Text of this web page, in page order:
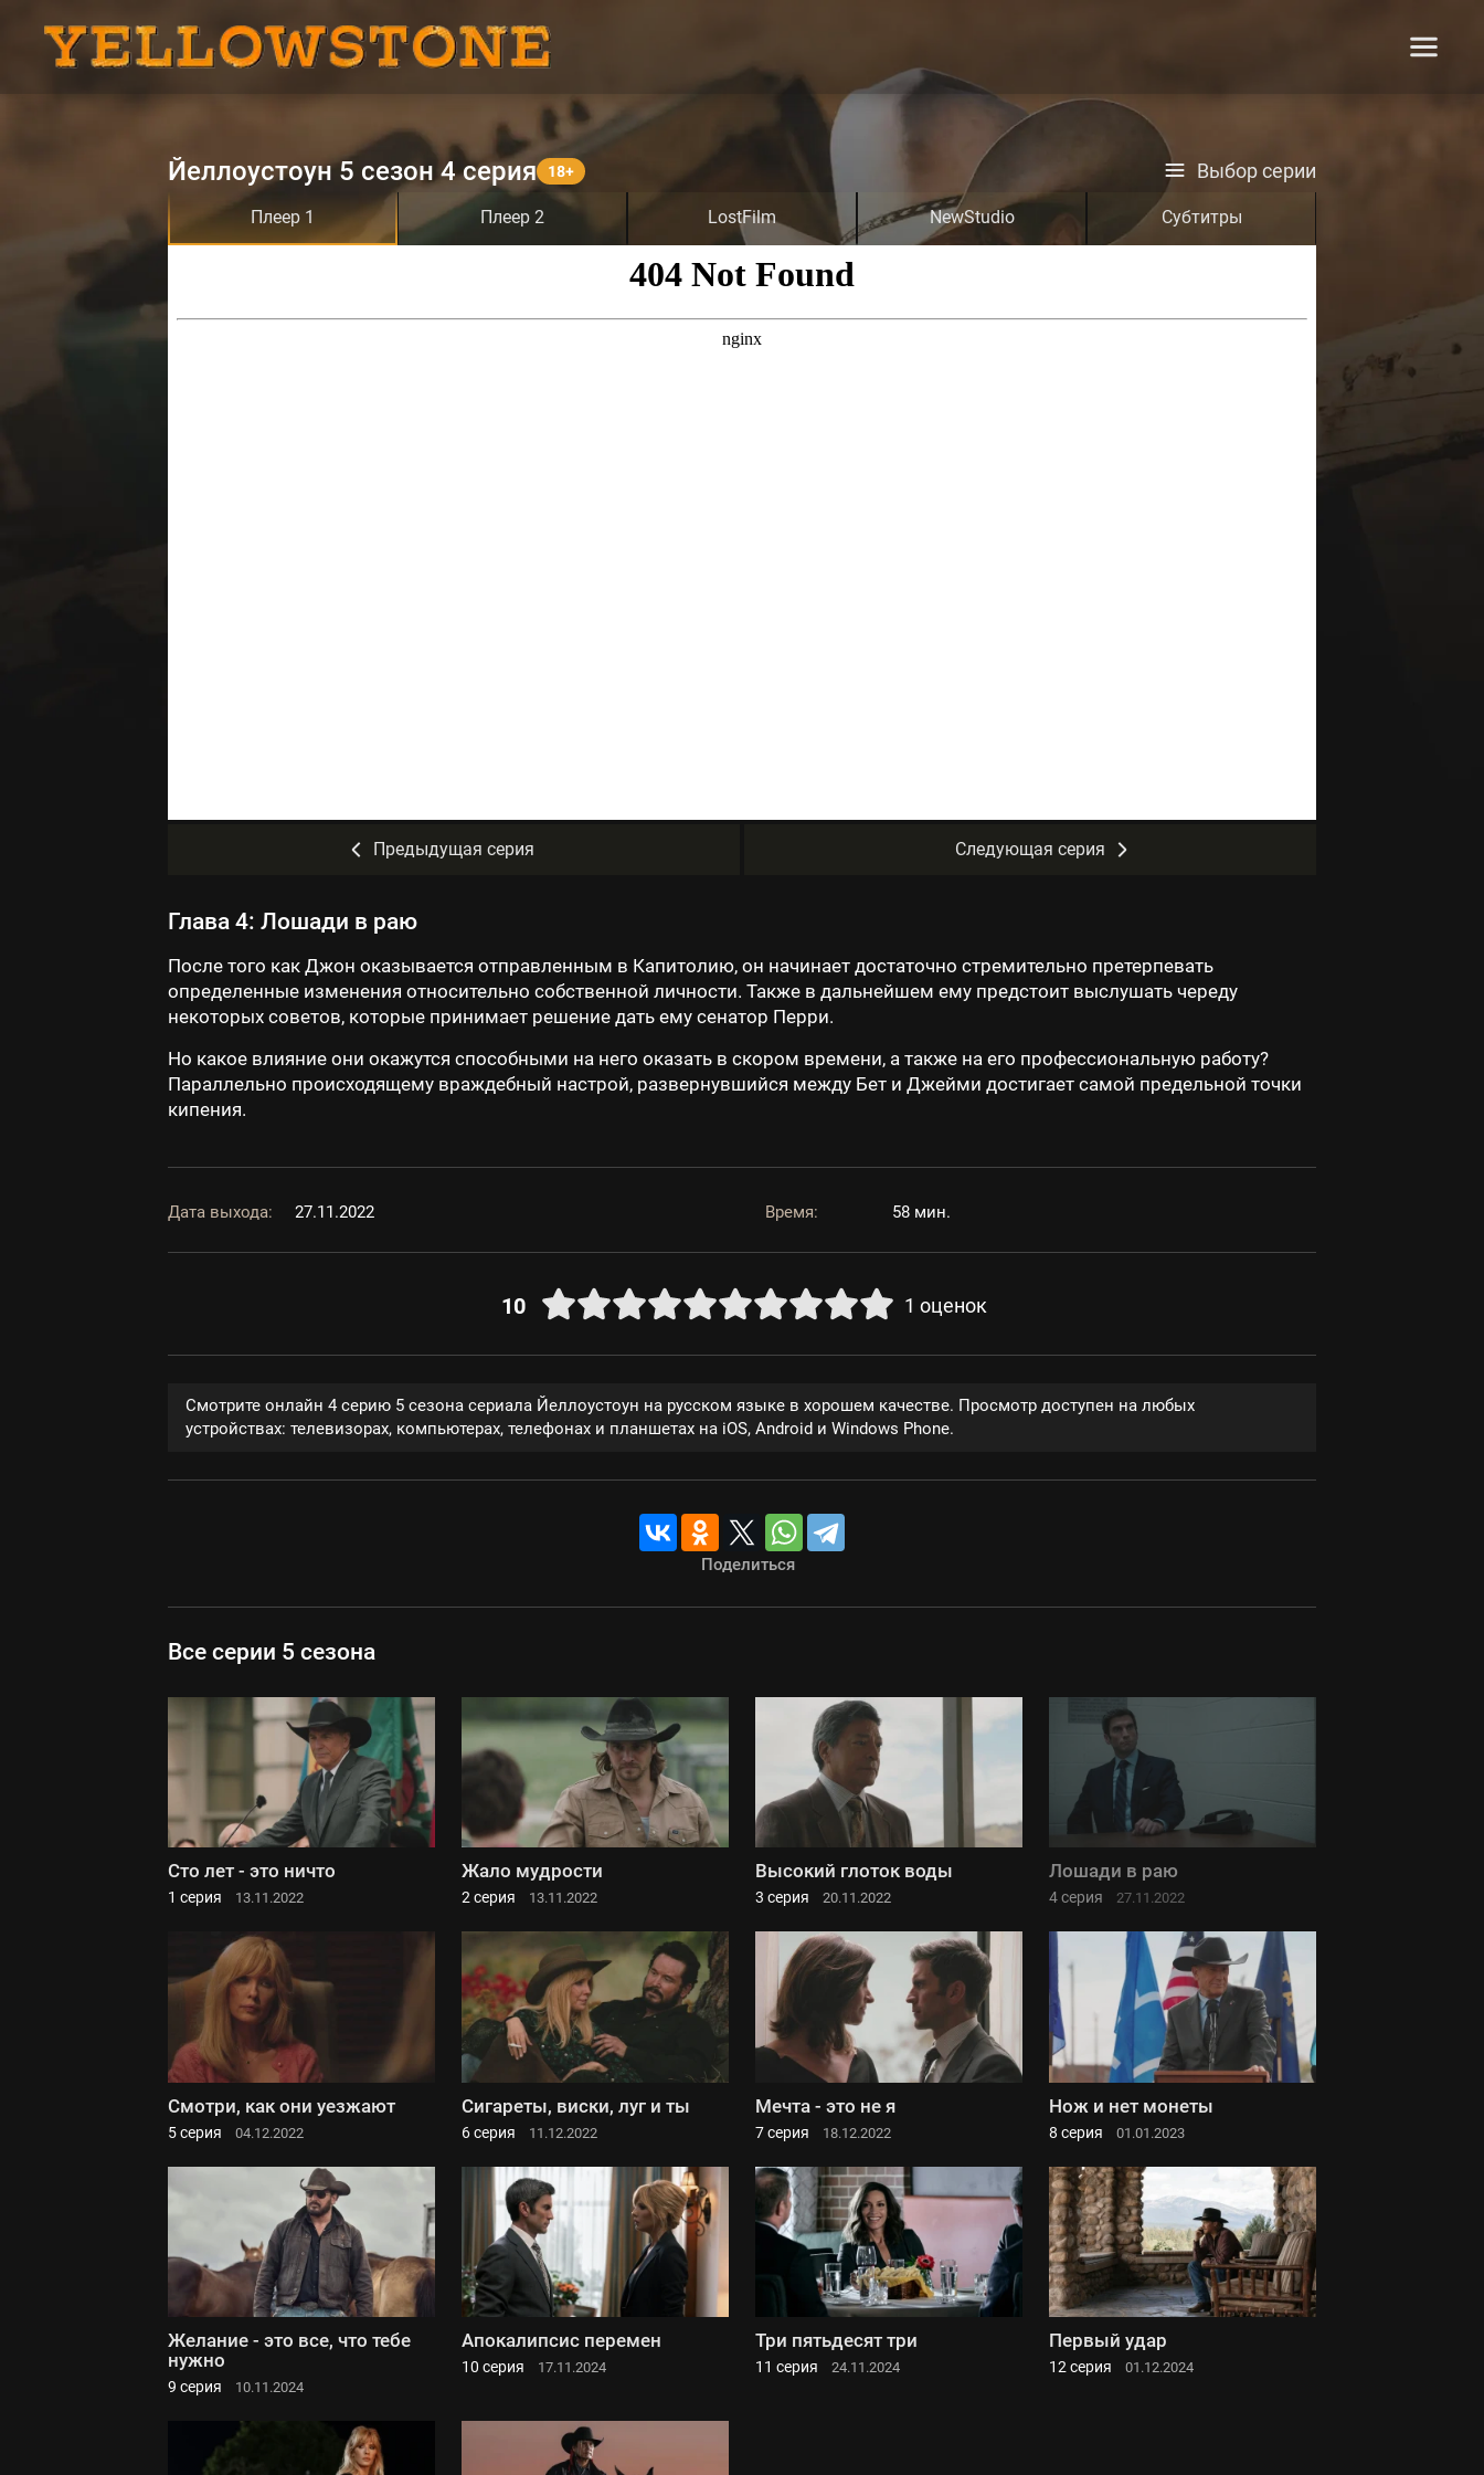
Йеллоустоун 5 сезон 4 серия Выбор серии
Плеер 1 Плеер 2 LostFilm NewStudio Субтитры
Предыдущая серия Следующая серия
Глава 4: Лошади в раю
После того как Джон оказывается отправленным в Капитолию, он начинает достаточно стремительно претерпевать
определенные изменения относительно собственной личности. Также в дальнейшем ему предстоит выслушать череду
некоторых советов, которые принимает решение дать ему сенатор Перри.
Но какое влияние они окажутся способными на него оказать в скором времени, а также на его профессиональную работу?
Параллельно происходящему враждебный настрой, развернувшийся между Бет и Джейми достигает самой предельной точки
кипения.
Дата выхода: 27.11.2022 Время: 58 мин.
10 1 оценок
Смотрите онлайн 4 серию 5 сезона сериала Йеллоустоун на русском языке в хорошем качестве. Просмотр доступен на любых
устройствах: телевизорах, компьютерах, телефонах и планшетах на iOS, Android и Windows Phone.
Поделиться
Все серии 5 сезона
Сто лет - это ничто
1 серия 13.11.2022
Жало мудрости
2 серия 13.11.2022
Высокий глоток воды
3 серия 20.11.2022
Лошади в раю
4 серия 27.11.2022
Смотри, как они уезжают
5 серия 04.12.2022
Сигареты, виски, луг и ты
6 серия 11.12.2022
Мечта - это не я
7 серия 18.12.2022
Нож и нет монеты
8 серия 01.01.2023
Желание - это все, что тебе
нужно
9 серия 10.11.2024
Апокалипсис перемен
10 серия 17.11.2024
Три пятьдесят три
11 серия 24.11.2024
Первый удар
12 серия 01.12.2024